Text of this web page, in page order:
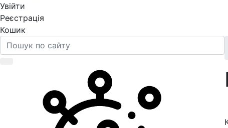
Увійти
Реєстрація
Кошик